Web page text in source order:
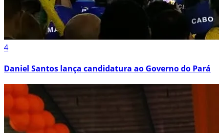
4
Daniel Santos lança candidatura ao Governo do Pará